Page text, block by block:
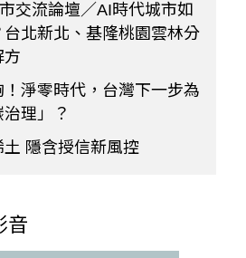
交流論壇／AI時代城市如
北新北、基隆桃園雲林分
方
淨零時代，台灣下一步為
理」？
隱含授信新風控
音